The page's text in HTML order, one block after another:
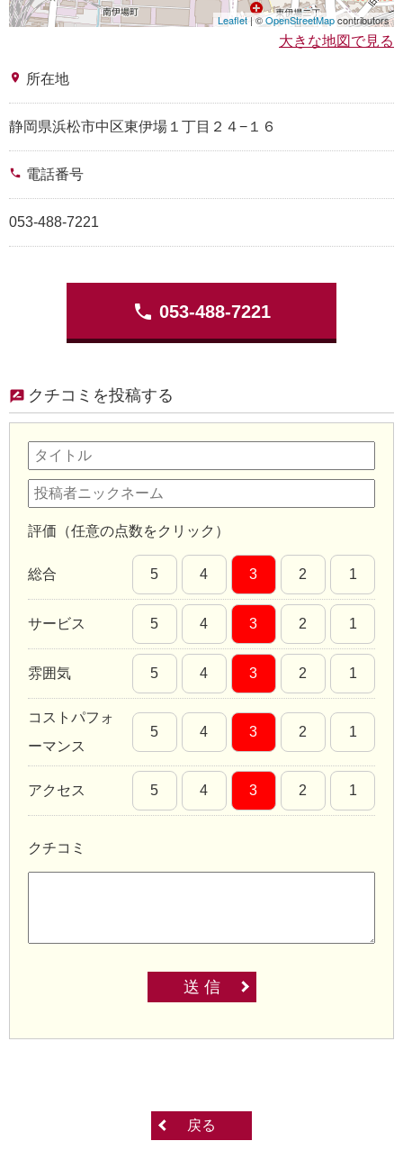
Leaflet| ©OpenStreetMapcontributors
大きな地図で見る
place 所在地
静岡県浜松市中区東伊場１丁目２４−１６
phone 電話番号
053-488-7221
phone 053-488-7221
クチコミを投稿する
評価（任意の点数をクリック）
総合 5 4 3 2 1
サービス 5 4 3 2 1
雰囲気 5 4 3 2 1
コストパフォ
ーマンス
5 4 3 2 1
アクセス 5 4 3 2 1
クチコミ
送 信
戻る